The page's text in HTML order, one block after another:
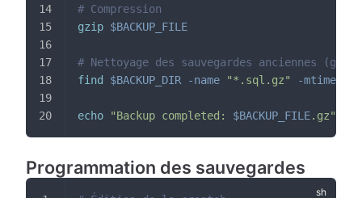
# Compression
gzip $BACKUP_FILE
# Nettoyage des sauvegardes anciennes
find
$BACKUP_DIR -name "*.sql.gz" -mtime
echo "Backup completed: $BACKUP_FILE.gz"
Programmation des sauvegardes